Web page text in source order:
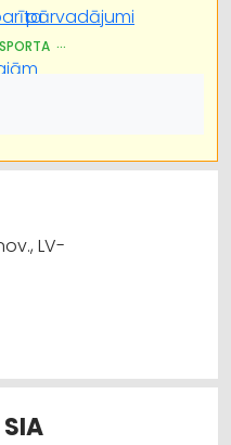
PAKALPOJUMI
SERVISS
LV-